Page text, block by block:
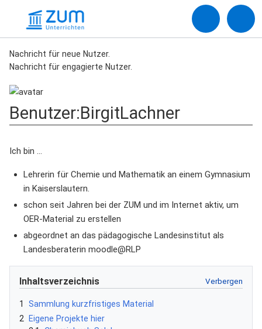
Nachricht für neue Nutzer.
Nachricht für engagierte Nutzer.
Benutzer:BirgitLachner
Ich bin ...
Lehrerin für Chemie und Mathematik an einem Gymnasium
in Kaiserslautern.
schon seit Jahren bei der ZUM und im Internet aktiv, um
OER-Material zu erstellen
abgeordnet an das pädagogische Landesinstitut als
Landesberaterin moodle@RLP
Inhaltsverzeichnis
1
Sammlung kurzfristiges Material
2
Eigene Projekte hier